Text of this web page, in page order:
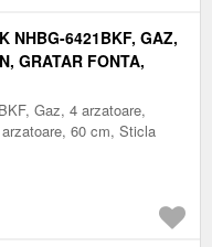
NHBG-6421BKF, GAZ,
GRATAR FONTA,
(NEGRU)
Gaz, 4 arzatoare,
60 cm, Sticla